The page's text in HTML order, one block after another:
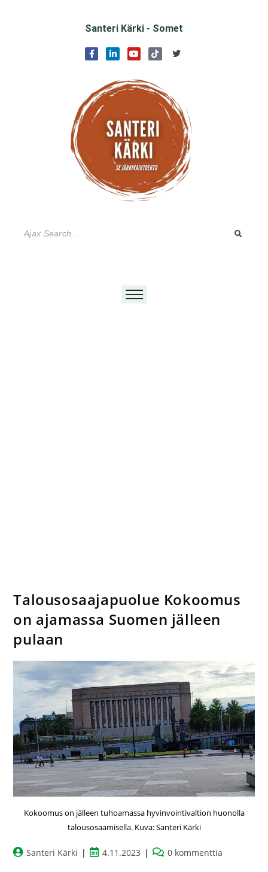
Santeri Kärki - Somet
Talousosaajapuolue Kokoomus
on ajamassa Suomen jälleen
pulaan
Kokoomus on jälleen tuhoamassa hyvinvointivaltion huonolla
talousosaamisella. Kuva: Santeri Kärki
Santeri Kärki 4.11.2023 0 kommenttia